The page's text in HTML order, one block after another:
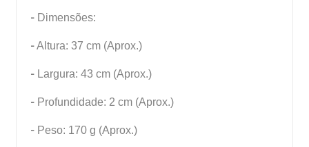
- Dimensões:
-Altura: 37 cm (Aprox.)
- Largura: 43 cm (Aprox.)
- Profundidade: 2 cm (Aprox.)
- Peso: 170 g (Aprox.)